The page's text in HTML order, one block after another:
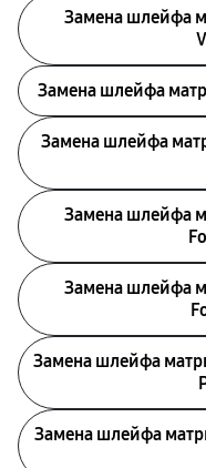
Замена шлейфа
Замена шлейфа
Замена шлейфа
Замена шлейфа
Замена шлейфа
Замена шлейфа
Замена шлейфа